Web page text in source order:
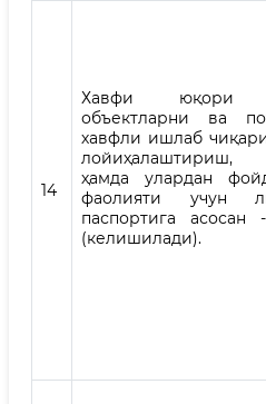
14
Хавфи юқори
объектларни ва
хавфли ишлаб
ҳамда улардан
фаолияти учун
паспортига асосан
(келишилади).